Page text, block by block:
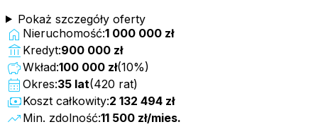
Pokaż szczegóły oferty
home Nieruchomość:1 000 000 zł
account_balance Kredyt:900 000 zł
savingsWkład:100 000 zł(10%)
calendar_month Okres:35 lat(420 rat)
paymentsKoszt całkowity:2 132 494 zł
trending_up Min. zdolność:11 500 zł/mies.